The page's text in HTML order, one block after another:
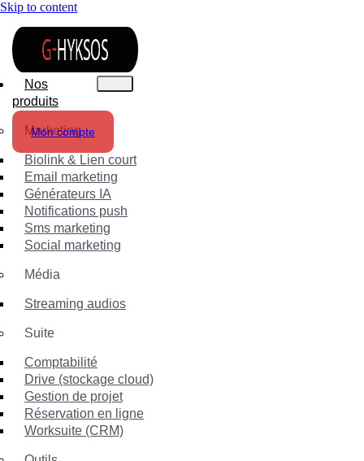
Skip to content
Nos
produits
Marketing
Biolink & Lien court
Email marketing
Générateurs IA
Notifications push
Sms marketing
Social marketing
Média
Streaming audios
Suite
Comptabilité
Drive (stockage cloud)
Gestion de projet
Réservation en ligne
Worksuite (CRM)
Mon compte